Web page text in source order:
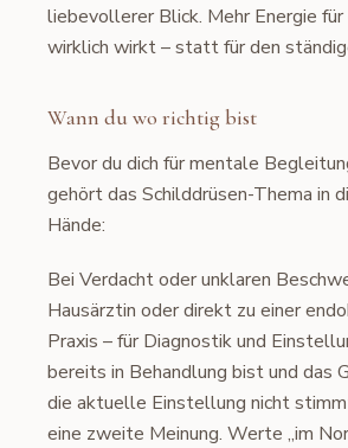
liebevollerer Blick. Mehr Energie für
wirklich wirkt – statt für den
Wann du wo richtig bist
Bevor du dich für mentale
gehört das Schilddrüsen-Thema in
Hände:
Bei Verdacht oder unklaren
Hausärztin oder direkt zu einer
Praxis – für Diagnostik und
bereits in Behandlung bist und das
die aktuelle Einstellung nicht
eine zweite Meinung. Werte „im